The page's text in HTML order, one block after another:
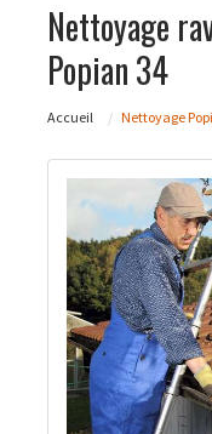
Nettoyage
Popian 34
Accueil Nettoyage